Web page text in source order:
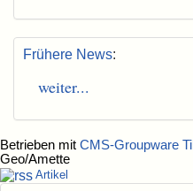
Frühere News:
weiter...
Betrieben mit CMS-Groupware
Geo/Amette
Artikel